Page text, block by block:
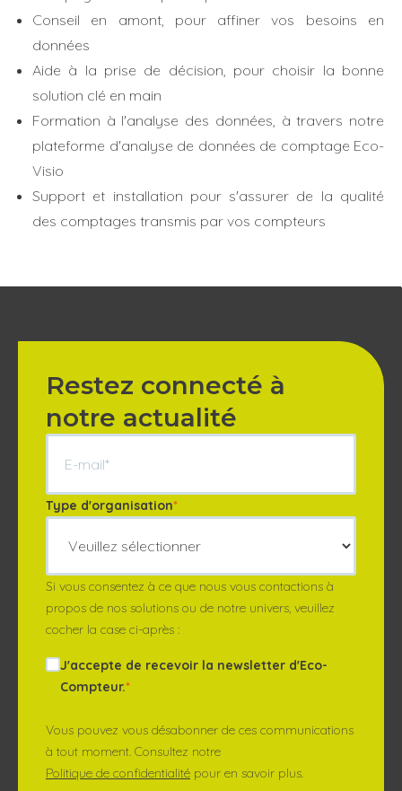
Conseil en amont, pour affiner vos besoins en
données
Aide à la prise de décision, pour choisir la bonne
solution clé en main
Formation à l'analyse des données, à travers notre
plateforme d'analyse de données de comptage Eco-
Visio
Support et installation pour s'assurer de la qualité
des comptages transmis par vos compteurs
Restez connecté à
notre actualité
Type d'organisation*
Si vous consentez à ce que nous vous contactions à
propos de nos solutions ou de notre univers, veuillez
cocher la case ci-après :
J'accepte de recevoir la newsletter d'Eco-
Compteur.*
Vous pouvez vous désabonner de ces communications
à tout moment. Consultez notre
Politique de confidentialité pour en savoir plus.